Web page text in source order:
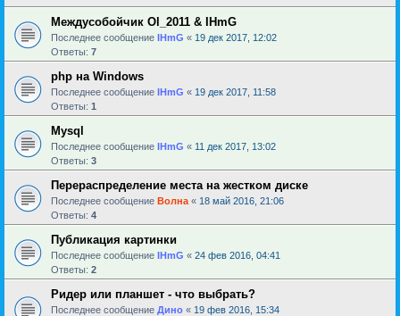
Междусобойчик Ol_2011 & IHmG
Последнее сообщение IHmG « 19 дек 2017, 12:02
Ответы: 7
php на Windows
Последнее сообщение IHmG « 19 дек 2017, 11:58
Ответы: 1
Mysql
Последнее сообщение IHmG « 11 дек 2017, 13:02
Ответы: 3
Перераспределение места на жестком диске
Последнее сообщение Волна « 18 май 2016, 21:06
Ответы: 4
Публикация картинки
Последнее сообщение IHmG « 24 фев 2016, 04:41
Ответы: 2
Ридер или планшет - что выбрать?
Последнее сообщение Дино « 19 фев 2016, 15:34